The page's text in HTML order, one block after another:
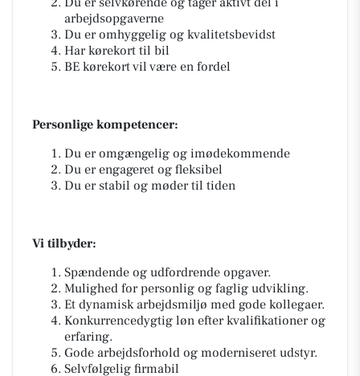
arbejdsopgaverne
Du er omhyggelig og kvalitetsbevidst
Har kørekort til bil
BE kørekort vil være en fordel
Personlige kompetencer:
Du er omgængelig og imødekommende
Du er engageret og fleksibel
Du er stabil og møder til tiden
Vi tilbyder:
Spændende og udfordrende opgaver.
Mulighed for personlig og faglig udvikling.
Et dynamisk arbejdsmiljø med gode kollegaer.
Konkurrencedygtig løn efter kvalifikationer og
erfaring.
Gode arbejdsforhold og moderniseret udstyr.
Selvfølgelig firmabil